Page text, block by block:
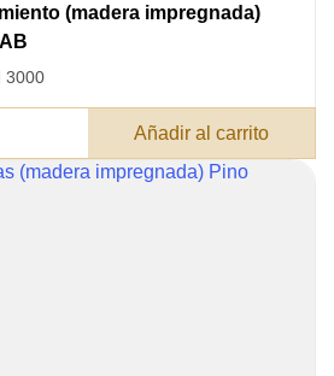
(madera impregnada)
3000
Añadir al carrito